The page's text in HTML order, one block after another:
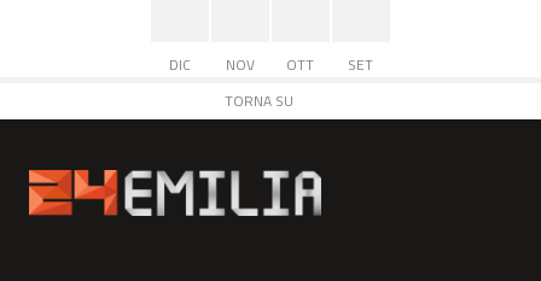
DIC NOV OTT
SET
TORNA SU